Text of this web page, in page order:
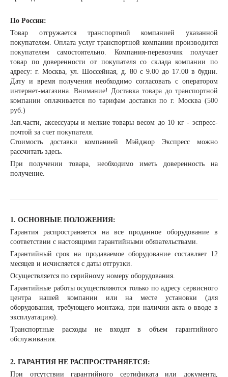
По России:
Товар отгружается транспортной компанией указанной
покупателем. Оплатауслуг транспортной компаниипроизводится
покупателем самостоятельно. Компания-перевозчик получает
товар по доверенности от покупателя со склада компании по
адресу: г. Москва, ул. Шоссейная, д. 80 с 9.00 до 17.00 в будни.
Дату и время получения необходимо согласовать с оператором
интернет-магазина. Внимание! Доставка товара до транспортной
компании оплачивается по тарифам доставки по г. Москва (500
руб.)
Зап.части, аксессуары и мелкие товары весом до 10 кг - эспресс-
почтой за счет покупателя.
Стоимость доставки компанией Мэйджор Экспресс можно
рассчитать здесь
При получении товара, необходимо иметь доверенность на
получение.
1. ОСНОВНЫЕ ПОЛОЖЕНИЯ:
Гарантия распространяется на все проданное оборудование в
соответствии с настоящими гарантийными обязательствами.
Гарантийный срок на продаваемое оборудование составляет 12
месяцев и исчисляется с даты отгрузки.
Осуществляется по серийному номеру оборудования.
Гарантийные работы осуществляются только по адресу сервисного
центра нашей компании или на месте установки (для
оборудования, требующего монтажа, при наличии акта о вводе в
эксплуатацию).
Транспортные расходы не входят в объем гарантийного
обслуживания.
2. ГАРАНТИЯ НЕ РАСПРОСТРАНЯЕТСЯ:
При отсутствии гарантийного сертификата или документа,